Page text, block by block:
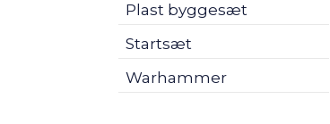
Plast byggesæt
Startsæt
Warhammer